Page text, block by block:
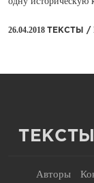
26.04.2018 ТЕКСТЫ /
ТЕКСТЫ
Авторы